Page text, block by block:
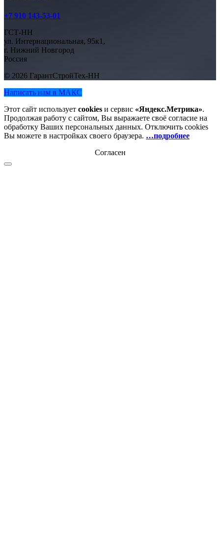
+7 910 143-53-01
ГСТ-НН
ул. Интернациональная, 95к1,
г. Нижний Новгород
Россия
© 2026 ГарантСтройТех-НН
Написать нам в МАКС
Этот сайт использует cookies и сервис «Яндекс.Метрика».
Продолжая работу с сайтом, Вы выражаете своё согласие на
обработку Ваших персональных данных. Отключить cookies
Вы можете в настройках своего браузера. …подробнее
Согласен